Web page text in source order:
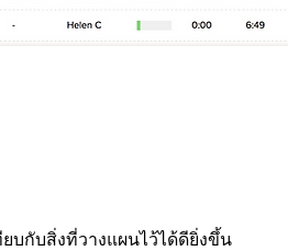
กับสิ่งที่วางแผนไว้ได้ดียิ่งขึ้น